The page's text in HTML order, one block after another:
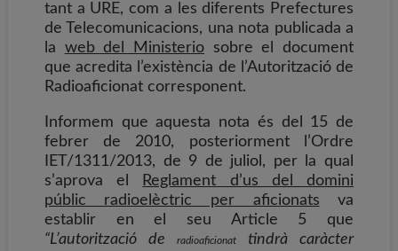
tant a URE, com a les diferents Prefectures
de Telecomunicacions, una nota publicada a
la web del Ministerio sobre el document
que acredita l’existència de l’Autorització de
Radioaficionat corresponent.
Informem que aquesta nota és del 15 de
febrer de 2010, posteriorment l’Ordre
IET/1311/2013, de 9 de juliol, per la qual
s’aprova el
Reglament d’us del domini
públic radioelèctric per aficionats va
establir en el seu Article 5 que
“L’autorització de
radioaficionat
tindrà caràcter